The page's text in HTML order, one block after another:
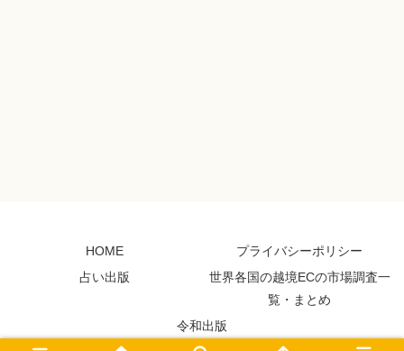
HOME
プライバシーポリシー
占い出版
世界各国の越境ECの市場調査一
覧・まとめ
令和出版